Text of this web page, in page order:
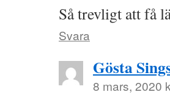
Så trevligt att få
Svara
Gösta
8 mars, 2020